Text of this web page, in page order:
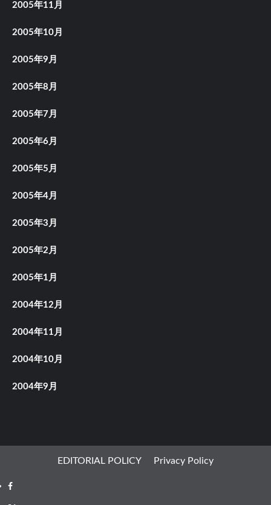
2005年11月
2005年10月
2005年9月
2005年8月
2005年7月
2005年6月
2005年5月
2005年4月
2005年3月
2005年2月
2005年1月
2004年12月
2004年11月
2004年10月
2004年9月
EDITORIAL POLICY Privacy Policy
Facebook